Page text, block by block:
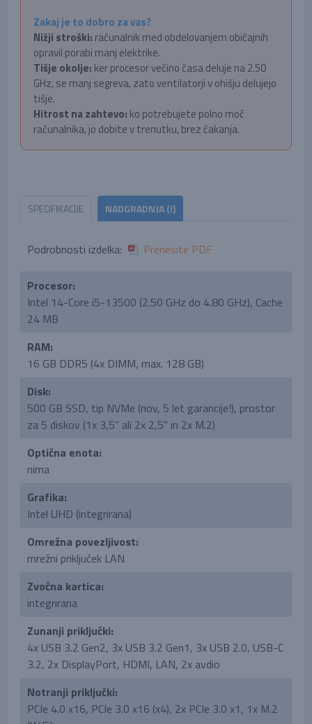
Zakaj je to dobro za vas?
Nižji stroški: računalnik med obdelovanjem običajnih
opravil porabi manj elektrike.
Tišje okolje: ker procesor večino časa deluje na 2.50
GHz, se manj segreva, zato ventilatorji v ohišju delujejo
tišje.
Hitrost na zahtevo: ko potrebujete polno moč
računalnika, jo dobite v trenutku, brez čakanja.
SPECIFIKACIJE NADGRADNJA (!)
Podrobnosti izdelka: Prenesite PDF
Procesor:
Intel 14-Core i5-13500 (2.50 GHz do 4.80 GHz), Cache
24 MB
RAM:
16 GB DDR5 (4x DIMM, max. 128 GB)
Disk:
500 GB SSD, tip NVMe (nov, 5 let garancije!), prostor
za 5 diskov (1x 3,5'' ali 2x 2,5'' in 2x M.2)
Optična enota:
nima
Grafika:
Intel UHD (integrirana)
Omrežna povezljivost:
mrežni priključek LAN
Zvočna kartica:
integrirana
Zunanji priključki:
4x USB 3.2 Gen2, 3x USB 3.2 Gen1, 3x USB 2.0, USB-C
3.2, 2x DisplayPort, HDMI, LAN, 2x avdio
Notranji priključki:
PCIe 4.0 x16, PCIe 3.0 x16 (x4), 2x PCIe 3.0 x1, 1x M.2